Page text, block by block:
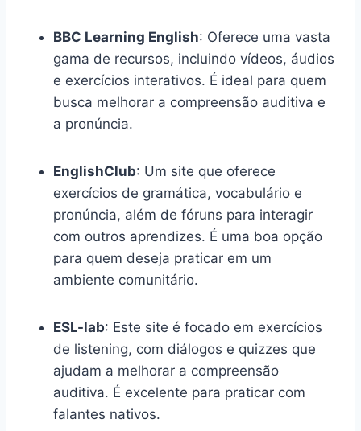
BBC Learning English: Oferece uma vasta
gama de recursos, incluindo vídeos, áudios
e exercícios interativos. É ideal para quem
busca melhorar a compreensão auditiva e
a pronúncia.
EnglishClub: Um site que oferece
exercícios de gramática, vocabulário e
pronúncia, além de fóruns para interagir
com outros aprendizes. É uma boa opção
para quem deseja praticar em um
ambiente comunitário.
ESL-lab: Este site é focado em exercícios
de listening, com diálogos e quizzes que
ajudam a melhorar a compreensão
auditiva. É excelente para praticar com
falantes nativos.